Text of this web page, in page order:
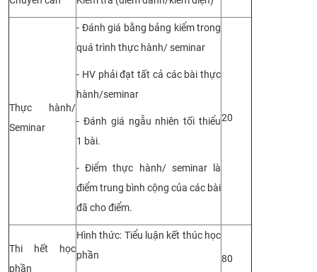
Thực hành/
Seminar
- Đánh giá bằng bảng kiểm trong
quá trình thực hành/ seminar
- HV phải đạt tất cả các bài thực
hành/seminar
- Đánh giá ngẫu nhiên tối thiểu
1 bài.
- Điểm thực hành/ seminar là
điểm trung bình cộng của các bài
đã cho điểm.
20
Thi hết học
phần
Hình thức: Tiểu luận kết thúc học
phần
80